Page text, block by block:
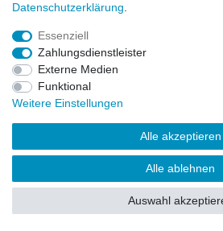
© Copyright 2026 | Alle Rechte
Daten­schutz­erklärung
Essenziell
Zahlungsdienstleister
Externe Medien
Funktional
Weitere Einstellungen
Alle akzeptieren
Alle ablehnen
Auswahl